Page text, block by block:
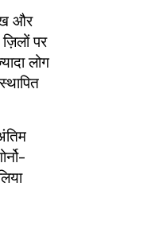
और
पर
लोग